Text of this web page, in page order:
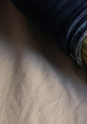
{Tricot} Flower
power socks
Ce patron a été
initialement créé pour
les membres de…